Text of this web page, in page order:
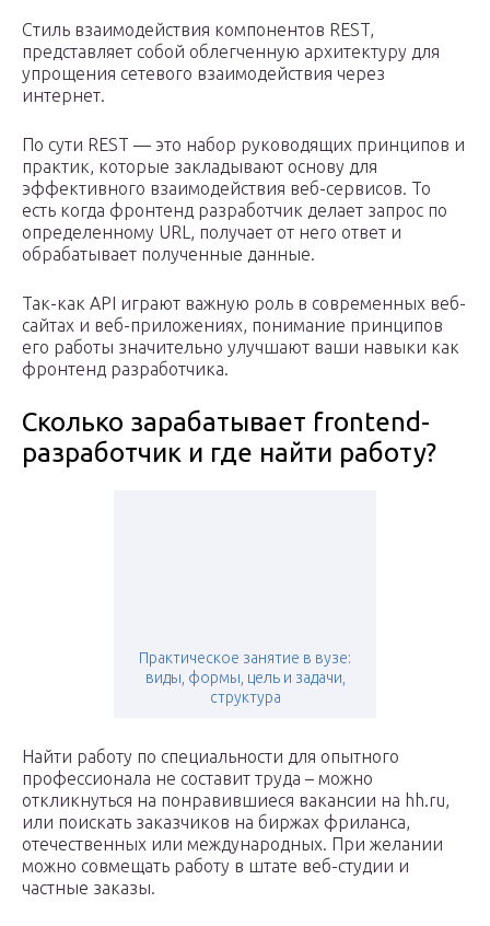
Стиль взаимодействия компонентов REST,
представляет собой облегченную архитектуру для
упрощения сетевого взаимодействия через
интернет.
По сути REST — это набор руководящих принципов и
практик, которые закладывают основу для
эффективного взаимодействия веб-сервисов. То
есть когда фронтенд разработчик делает запрос по
определенному URL, получает от него ответ и
обрабатывает полученные данные.
Так-как API играют важную роль в современных веб-
сайтах и ​​веб-приложениях, понимание принципов
его работы значительно улучшают ваши навыки как
фронтенд разработчика.
Сколько зарабатывает frontend-
разработчик и где найти работу?
Практическое занятие в вузе:
виды, формы, цель и задачи,
структура
Найти работу по специальности для опытного
профессионала не составит труда – можно
откликнуться на понравившиеся вакансии на hh.ru,
или поискать заказчиков на биржах фриланса,
отечественных или международных. При желании
можно совмещать работу в штате веб-студии и
частные заказы.